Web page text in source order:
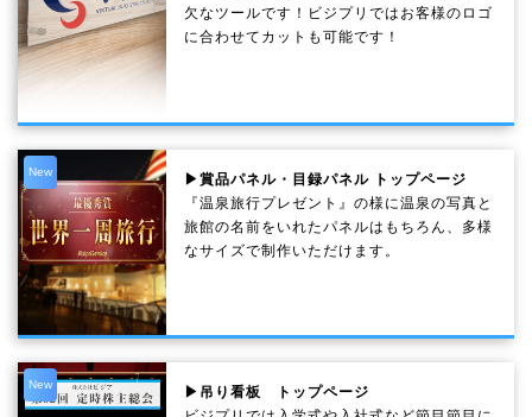
欠なツールです！ビジプリではお客様のロゴ
に合わせてカットも可能です！
New
▶賞品パネル・目録パネル トップページ
『温泉旅行プレゼント』の様に温泉の写真と
旅館の名前をいれたパネルはもちろん、多様
なサイズで制作いただけます。
New
▶吊り看板 トップページ